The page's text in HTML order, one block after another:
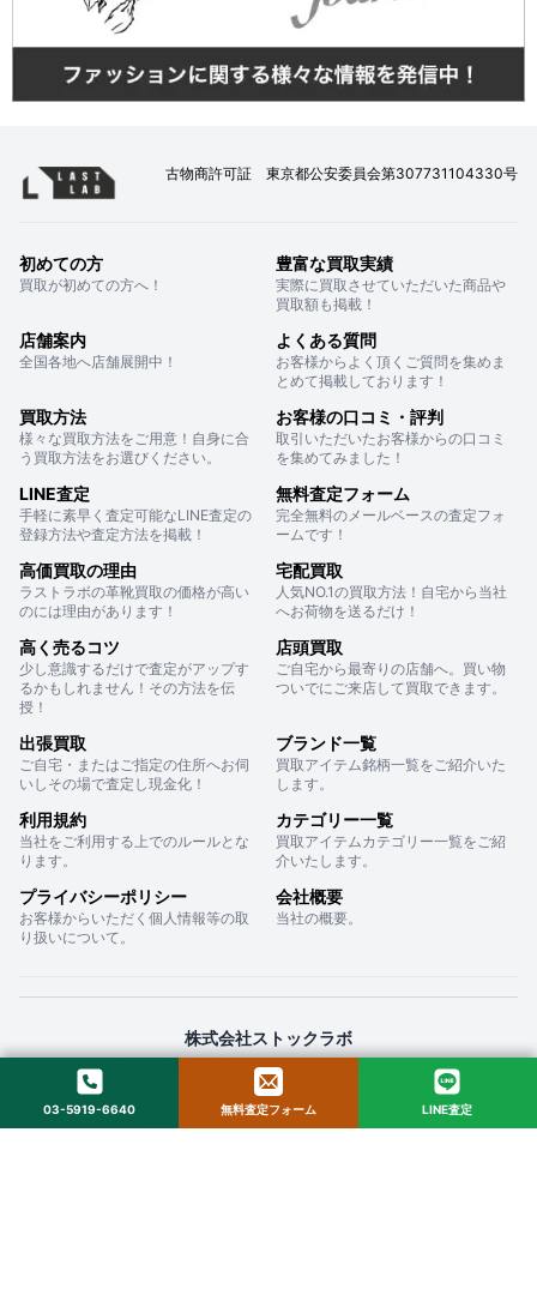
古物商許可証 東京都公安委員会第307731104330号
初めての方
買取が初めての方へ！
豊富な買取実績
実際に買取させていただいた商品や
買取額も掲載！
店舗案内
全国各地へ店舗展開中！
よくある質問
お客様からよく頂くご質問を集めま
とめて掲載しております！
買取方法
様々な買取方法をご用意！自身に合
う買取方法をお選びください。
お客様の口コミ・評判
取引いただいたお客様からの口コミ
を集めてみました！
LINE査定
手軽に素早く査定可能なLINE査定の
登録方法や査定方法を掲載！
無料査定フォーム
完全無料のメールベースの査定フォ
ームです！
高価買取の理由
ラストラボの革靴買取の価格が高い
のには理由があります！
宅配買取
人気NO.1の買取方法！自宅から当社
へお荷物を送るだけ！
高く売るコツ
少し意識するだけで査定がアップす
るかもしれません！その方法を伝
授！
店頭買取
ご自宅から最寄りの店舗へ。買い物
ついでにご来店して買取できます。
出張買取
ご自宅・またはご指定の住所へお伺
いしその場で査定し現金化！
ブランド一覧
買取アイテム銘柄一覧をご紹介いた
します。
利用規約
当社をご利用する上でのルールとな
ります。
カテゴリー一覧
買取アイテムカテゴリー一覧をご紹
介いたします。
プライバシーポリシー
お客様からいただく個人情報等の取
り扱いについて。
会社概要
当社の概要。
株式会社ストックラボ
〒160-0022 東京都新宿区新宿２丁目１２−１６ セントフォービル ２０３
© 2025 StockLab. All Rights Reserved.
03-5919-6640 無料査定フォーム LINE査定